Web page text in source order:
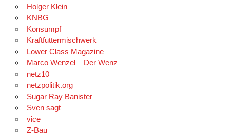
Holger Klein
KNBG
Konsumpf
Kraftfuttermischwerk
Lower Class Magazine
Marco Wenzel – Der Wenz
netz10
netzpolitik.org
Sugar Ray Banister
Sven sagt
vice
Z-Bau